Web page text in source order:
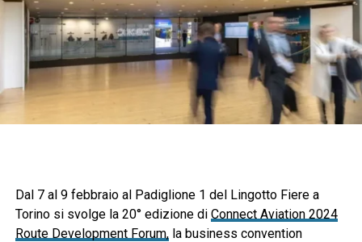
Dal 7 al 9 febbraio al Padiglione 1 del Lingotto Fiere a
Torino si svolge la 20° edizione di Connect Aviation 2024
Route Development Forum,la business convention